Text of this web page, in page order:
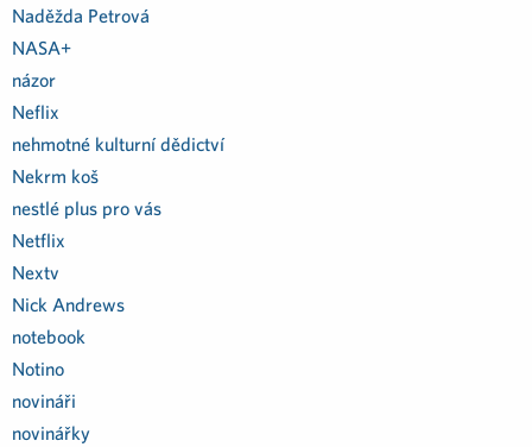
Naděžda Petrová
NASA+
názor
Neflix
nehmotné kulturní dědictví
Nekrm koš
nestlé plus pro vás
Netflix
Nextv
Nick Andrews
notebook
Notino
novináři
novinářky